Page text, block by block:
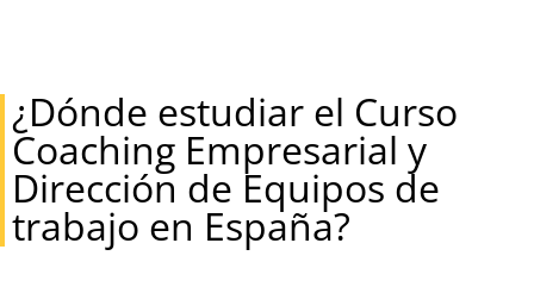
¿Dónde estudiar el Curso
Coaching Empresarial y
Dirección de Equipos de
trabajo en España?